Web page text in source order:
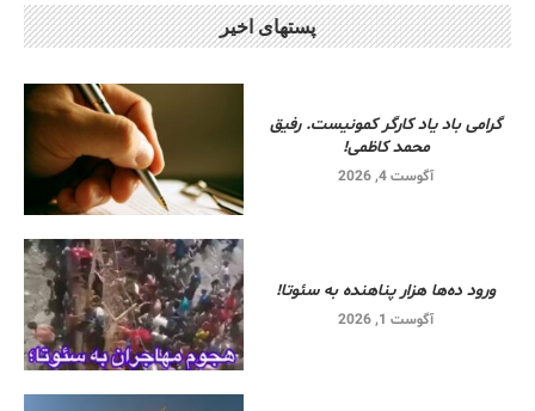
پستهای اخیر
گرامی باد یاد کارگر کمونیست. رفیق
محمد کاظمی!
آگوست 4, 2026
ورود ده‌ها هزار پناهنده به سئوتا!
آگوست 1, 2026